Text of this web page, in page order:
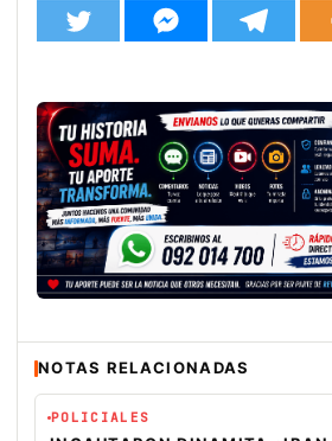
NOTAS RELACIONADAS
POLICIALES